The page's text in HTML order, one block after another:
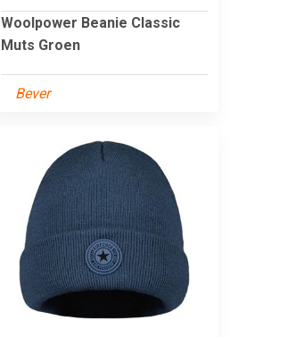
Woolpower Beanie Classic
Muts Groen
Bever